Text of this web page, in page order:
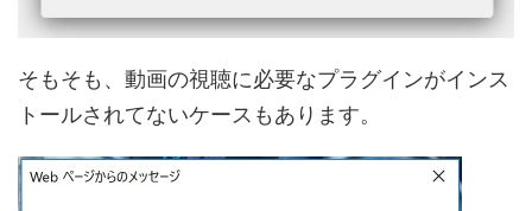
そもそも、動画の視聴に必要なプラグインがインス
トールされてないケースもあります。